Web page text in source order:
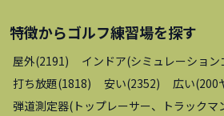
特徴からゴルフ練習場を探す
屋外(2191 ) インドア(シミュレーション
打ち放題(1818) 安い(2352) 広い(200
弾道測定器(トップレーサー、トラックマ